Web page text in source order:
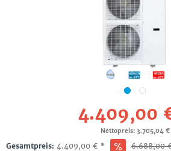
4.409,00
Nettopreis: 3.705,04 €
Gesamtpreis: 4.409,00 € * 6.688,00